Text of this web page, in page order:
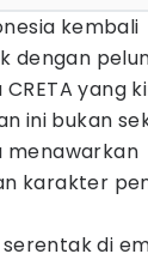
kembali
dengan
yang
ini bukan
menawarkan
karakter
serentak di